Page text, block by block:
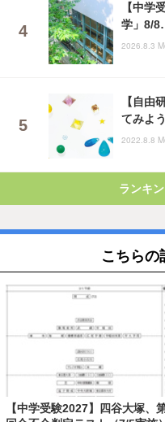
【中学
学」8/
2026.8.3
【自由
てみよ
2022.8.8
ランキ
こちらの
【中学受験2027】四谷大塚、